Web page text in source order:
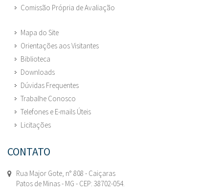
Comissão Própria de Avaliação
Mapa do Site
Orientações aos Visitantes
Biblioteca
Downloads
Dúvidas Frequentes
Trabalhe Conosco
Telefones e E-mails Úteis
Licitações
CONTATO
Rua Major Gote, n° 808 - Caiçaras
Patos de Minas - MG - CEP: 38702-054.